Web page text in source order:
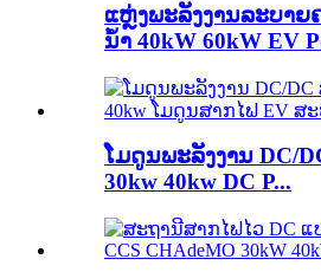
ແຫຼ່ງພະລັງງານລະບາ
ນ້ຳ 40kW 60kW EV
ໂມດູນພະລັງງານ DC/
30kw 40kw DC P...